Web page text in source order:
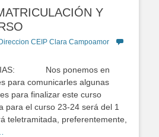
Y
Direccion CEIP Clara Campoamor
Nos ponemos en
para comunicarles algunas
para finalizar este curso
para el curso 23-24 será del 1
teletramitada, preferentemente,